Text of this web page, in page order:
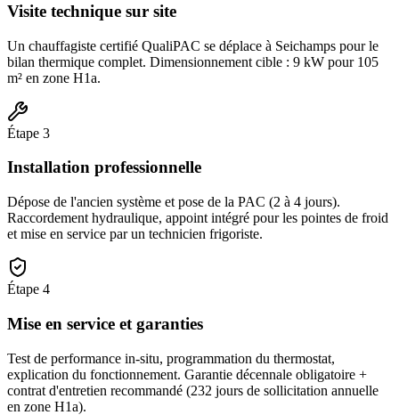
Visite technique sur site
Un chauffagiste certifié QualiPAC se déplace à Seichamps pour le
bilan thermique complet. Dimensionnement cible : 9 kW pour 105
m² en zone H1a.
Étape 3
Installation professionnelle
Dépose de l'ancien système et pose de la PAC (2 à 4 jours).
Raccordement hydraulique, appoint intégré pour les pointes de froid
et mise en service par un technicien frigoriste.
Étape 4
Mise en service et garanties
Test de performance in-situ, programmation du thermostat,
explication du fonctionnement. Garantie décennale obligatoire +
contrat d'entretien recommandé (232 jours de sollicitation annuelle
en zone H1a).